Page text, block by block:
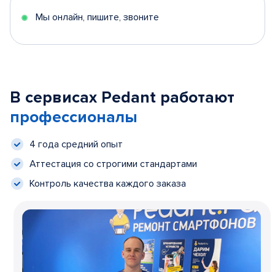
Мы онлайн, пишите, звоните
В сервисах Pedant работают
профессионалы
4 года средний опыт
Аттестация со строгими стандартами
Контроль качества каждого заказа